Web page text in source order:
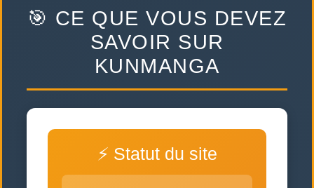
🎯 CE QUE VOUS DEVEZ
SAVOIR SUR
KUNMANGA
⚡ Statut du site